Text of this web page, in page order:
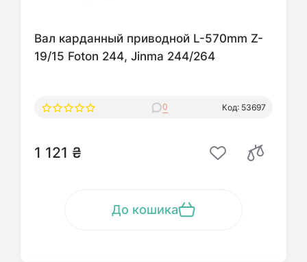
Вал карданный приводной L-570mm Z-
19/15 Foton 244, Jinma 244/264
0 Код: 53697
1 121 ₴
До кошика